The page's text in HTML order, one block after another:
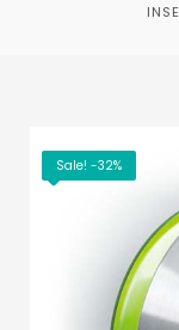
Sale! -32%